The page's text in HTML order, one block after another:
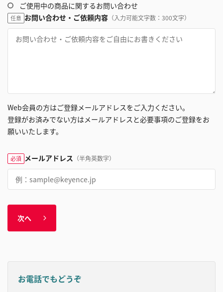
ご使用中の商品に関するお問い合わせ
任意 お問い合わせ・ご依頼内容 （入力可能文字数：300文字）
Web会員の方はご登録メールアドレスをご入力ください。
登録がお済みでない方はメールアドレスと必要事項のご登録をお
願いいたします。
必須 メールアドレス （半角英数字）
次へ
お電話でもどうぞ